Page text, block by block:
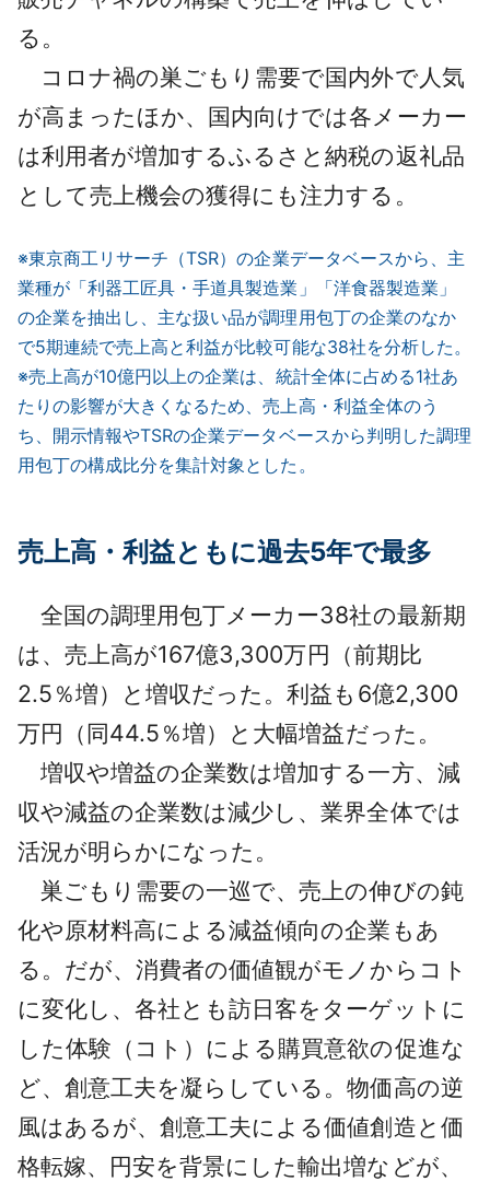
る。
コロナ禍の巣ごもり需要で国内外で人気
が高まったほか、国内向けでは各メーカー
は利用者が増加するふるさと納税の返礼品
として売上機会の獲得にも注力する。
※東京商工リサーチ（TSR）の企業データベースから、主
業種が「利器工匠具・手道具製造業」「洋食器製造業」
の企業を抽出し、主な扱い品が調理用包丁の企業のなか
で5期連続で売上高と利益が比較可能な38社を分析した。
※売上高が10億円以上の企業は、統計全体に占める1社あ
たりの影響が大きくなるため、売上高・利益全体のう
ち、開示情報やTSRの企業データベースから判明した調理
用包丁の構成比分を集計対象とした。
売上高・利益ともに過去5年で最多
全国の調理用包丁メーカー38社の最新期
は、売上高が167億3,300万円（前期比
2.5％増）と増収だった。利益も6億2,300
万円（同44.5％増）と大幅増益だった。
増収や増益の企業数は増加する一方、減
収や減益の企業数は減少し、業界全体では
活況が明らかになった。
巣ごもり需要の一巡で、売上の伸びの鈍
化や原材料高による減益傾向の企業もあ
る。だが、消費者の価値観がモノからコト
に変化し、各社とも訪日客をターゲットに
した体験（コト）による購買意欲の促進な
ど、創意工夫を凝らしている。物価高の逆
風はあるが、創意工夫による価値創造と価
格転嫁、円安を背景にした輸出増などが、